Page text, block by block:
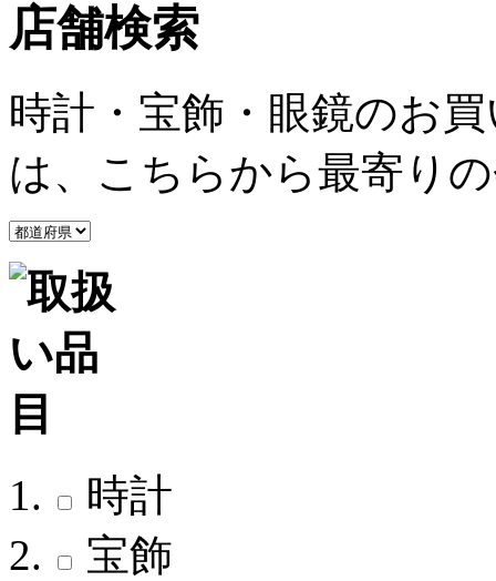
店舗検索
時計・宝飾・眼鏡のお
は、こちらから最寄り
時計
宝飾